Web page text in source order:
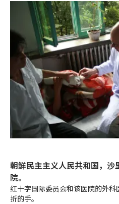
朝鲜民主主义人民共和国，
院。
红十字国际委员会和该医院的外
折的手。